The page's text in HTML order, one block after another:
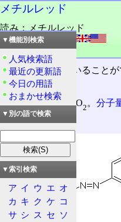
メチルレッド
読み：メチルレッド
外語：Methyl Red
品詞：名詞
酸性の判定に用いること
る。
分子式C15H15 3O2 。分子
▼機能別検索
人気検索語
最近の更新語
今日の用語
おまかせ検索
▼別の語で検索
▼索引検索
ア イ ウ エ オ
カ キ ク ケ コ
サ シ ス セ ソ